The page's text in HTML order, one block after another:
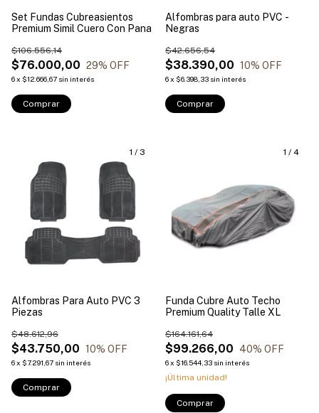
Set Fundas Cubreasientos
Premium Simil Cuero Con Pana
$76.000,00
$106.556,14
29% OFF
6x $12.666,67 sin interés
Comprar
Alfombras para auto PVC -
Negras
$38.390,00
$42.656,54
10% OFF
6x $6.398,33 sin interés
Comprar
1 / 3
Alfombras Para Auto PVC 3
Piezas
$43.750,00
$48.612,96
10% OFF
6x $7.291,67 sin interés
Comprar
1 / 4
Funda Cubre Auto Techo
Premium Quality Talle XL
$99.266,00
$164.161,64
40% OFF
6x $16.544,33 sin interés
¡Última unidad!